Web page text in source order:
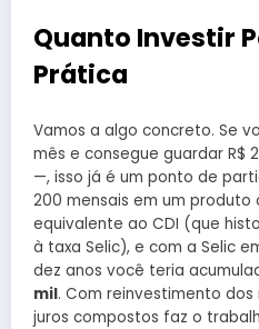
Quanto Investir
Prática
Vamos a algo concreto. Se
mês e consegue guardar R$
—, isso já é um ponto de
200 mensais em um produto
equivalente ao CDI (que
à taxa Selic), e com a Selic
dez anos você teria
mil. Com reinvestimento
juros compostos faz o